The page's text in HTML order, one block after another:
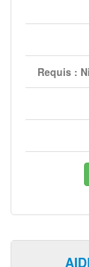
Requis :